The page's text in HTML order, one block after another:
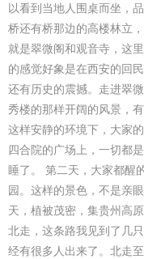
以看到当地人围桌而坐，
桥还有桥那边的高楼林立
就是翠微阁和观音寺，这
的感觉好象是在西安的回
还有历史的震撼。走进翠
秀楼的那样开阔的风景，
这样安静的环境下，大家
四合院的广场上，一切都
睡了。 第二天，大家都醒
园。这样的景色，不是亲
天，植被茂密，集贵州高
北走，这条路我见到了几
经有很多人出来了。北走